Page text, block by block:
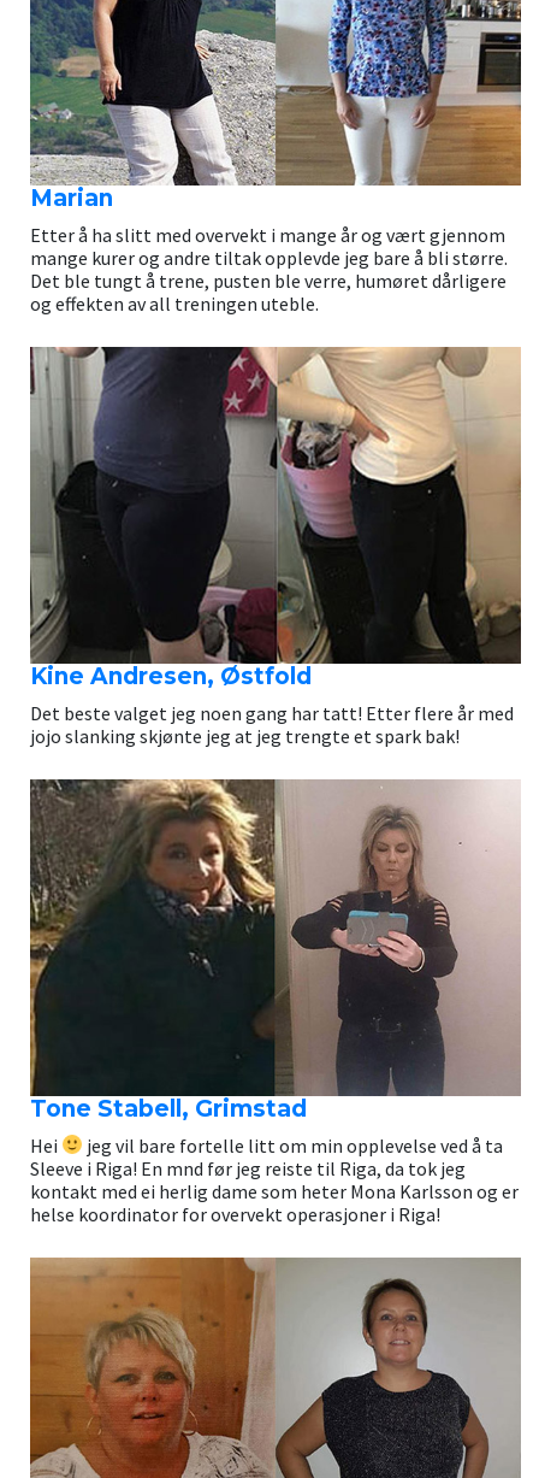
Marian
Etter å ha slitt med overvekt i mange år og vært gjennom
mange kurer og andre tiltak opplevde jeg bare å bli større.
Det ble tungt å trene, pusten ble verre, humøret dårligere
og effekten av all treningen uteble.
Kine Andresen, Østfold
Det beste valget jeg noen gang har tatt! Etter flere år med
jojo slanking skjønte jeg at jeg trengte et spark bak!
Tone Stabell, Grimstad
Hei
jeg vil bare fortelle litt om min opplevelse ved å ta
Sleeve i Riga! En mnd før jeg reiste til Riga, da tok jeg
kontakt med ei herlig dame som heter Mona Karlsson og er
helse koordinator for overvekt operasjoner i Riga!